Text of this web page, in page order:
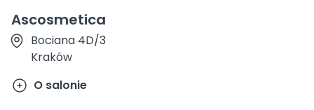
Ascosmetica
Bociana 4D/3
Kraków
O salonie